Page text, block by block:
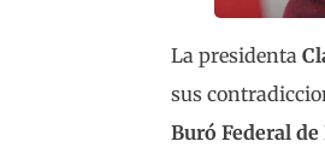
La presidenta
sus
Buró Federal